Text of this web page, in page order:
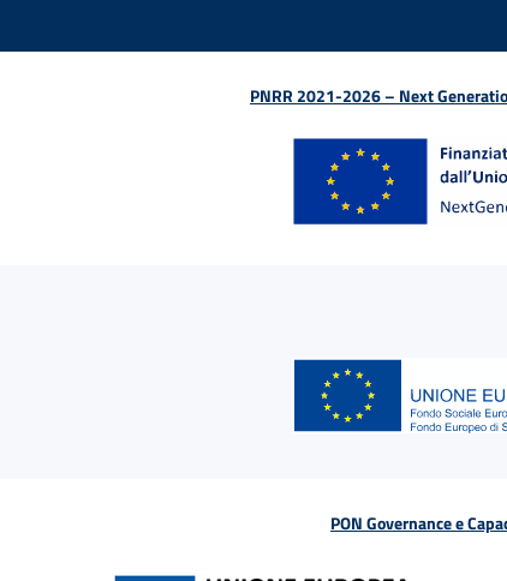
PNRR 2021-2026 – Next
PON Governance e